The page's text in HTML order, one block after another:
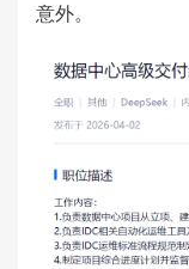
意外。